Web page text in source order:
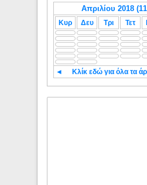
Κυρ Δευ Τρι Τετ
◄ Κλίκ εδώ για όλα τα